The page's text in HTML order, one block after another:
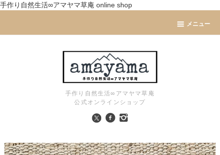
手作り自然生活∞アマヤマ草庵 online shop
メニュー
手作り自然生活∞アマヤマ草庵
公式オンラインショップ